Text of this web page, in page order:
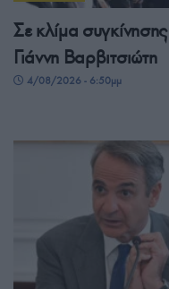
Σε κλίμα
Γιάννη Βαρβιτσιώτη
4/08/2026 - 6:50μμ